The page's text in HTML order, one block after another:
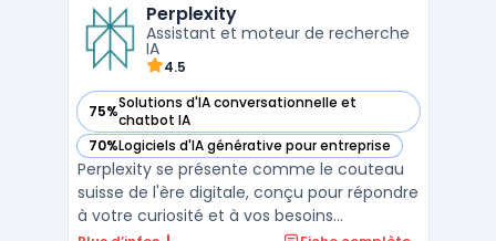
matière de traitement du texte, de l'image
et de l'audio ...
Perplexity
Assistant et moteur de recherche
IA
4.5
75%Solutions d'IA conversationnelle et
chatbot IA
— voir Perplexity dans cette catégorie
70%Logiciels d'IA générative pour entreprise
— voir Perplexity dans cette catégorie
Perplexity se présente comme le couteau
suisse de l'ère digitale, conçu pour répondre
à votre curiosité et à vos besoins